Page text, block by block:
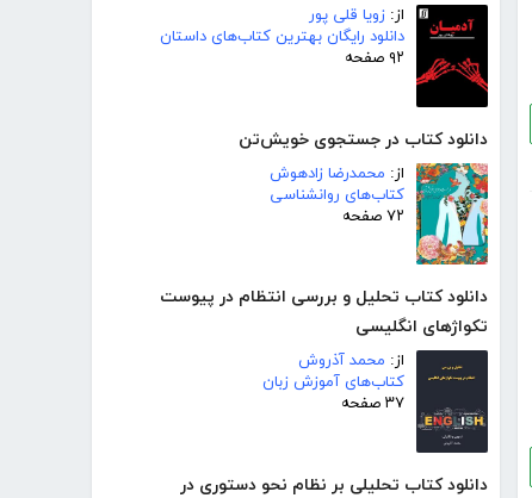
از: زویا قلی پور
دانلود رایگان بهترین کتاب‌های داستان
۹۲ صفحه
دانلود کتاب در جستجوی خویش‌تن
از: محمدرضا زادهوش
کتاب‌های روانشناسی
۷۲ صفحه
دانلود کتاب تحلیل و بررسی انتظام در پیوست
تکواژهای انگلیسی
از: محمد آذروش
کتاب‌های آموزش زبان
۳۷ صفحه
دانلود کتاب تحلیلی بر نظام نحو دستوری در